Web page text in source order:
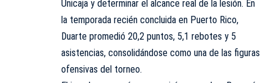
Unicaja y determinar el alcance real de la lesión. En
la temporada recién concluida en Puerto Rico,
Duarte promedió 20,2 puntos, 5,1 rebotes y 5
asistencias, consolidándose como una de las figuras
ofensivas del torneo.